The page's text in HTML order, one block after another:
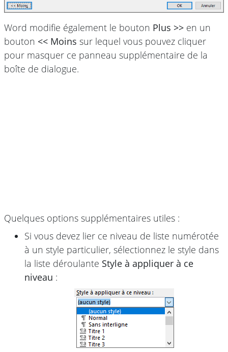
Word modifie également le bouton Plus >> en un
bouton << Moins sur lequel vous pouvez cliquer
pour masquer ce panneau supplémentaire de la
boîte de dialogue.
Quelques options supplémentaires utiles :
Si vous devez lier ce niveau de liste numérotée
à un style particulier, sélectionnez le style dans
la liste déroulante Style à appliquer à ce
niveau :